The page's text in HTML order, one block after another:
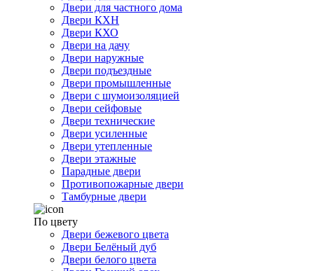
Двери для частного дома
Двери КХН
Двери КХО
Двери на дачу
Двери наружные
Двери подъездные
Двери промышленные
Двери с шумоизоляцией
Двери сейфовые
Двери технические
Двери усиленные
Двери утепленные
Двери этажные
Парадные двери
Противопожарные двери
Тамбурные двери
По цвету
Двери бежевого цвета
Двери Белёный дуб
Двери белого цвета